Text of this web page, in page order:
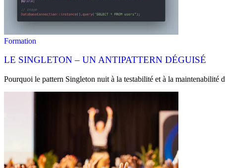
Formation
LE SINGLETON – UN ANTIPATTERN DÉGUISÉ
Pourquoi le pattern Singleton nuit à la testabilité et à la maintenabilité